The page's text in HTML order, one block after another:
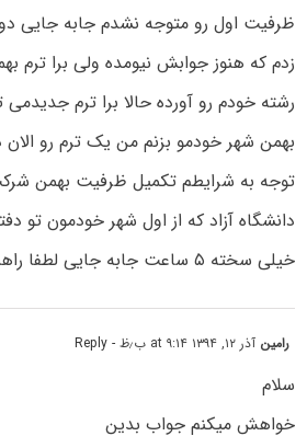
ظرفیت اول رو متوجه نشدم جابه جایی
زدم که هنوز جوابش نیومده ولی برا ترم
رشته خودم رو آورده حالا برا ترم
بهمن شهر خودمو بزنم من یک ترم رو الان
توجه به شرایطم تکمیل ظرفیت بهمن
دانشگاه آزاد که از اول شهر خودمون تو
خیلی سخته ۵ ساعت جابه جایی لطفا راهنمایی کنید
رامین آذر ۱۲, ۱۳۹۴ at ۹:۱۴ ب٫ظ - Reply
سلام
خواهش میکنم جواب بدین